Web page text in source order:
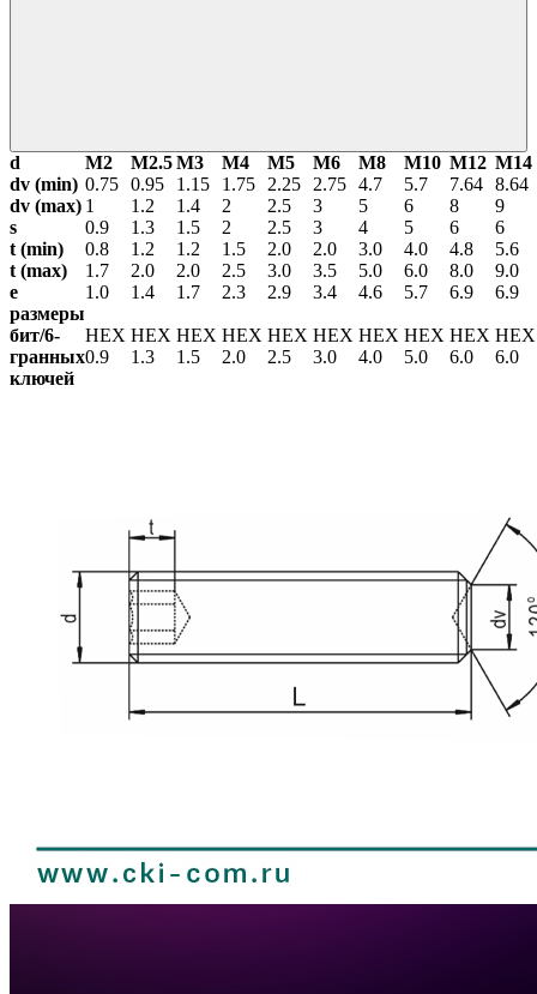
d М2 М2.5М3 М4 М5 М6 М8 М10 М12 М14
dv (min) 0.75 0.95 1.15 1.75 2.25 2.75 4.7 5.7 7.64 8.64
dv (max) 1 1.2 1.4 2 2.5 3 5 6 8
9
s
0.9 1.3 1.5 2 2.5 3 4 5 6
6
t (min)
0.8 1.2 1.2 1.5 2.0 2.0 3.0 4.0 4.8
5.6
t (max)
1.7 2.0 2.0 2.5 3.0 3.5 5.0 6.0 8.0
9.0
е
1.0 1.4 1.7 2.3 2.9 3.4 4.6 5.7 6.9
6.9
размеры
бит/6-
гранных
ключей
HEX
0.9
HEX
1.3
HEX
1.5
HEX
2.0
HEX
2.5
HEX
3.0
HEX
4.0
HEX
5.0
HEX
6.0
6.0